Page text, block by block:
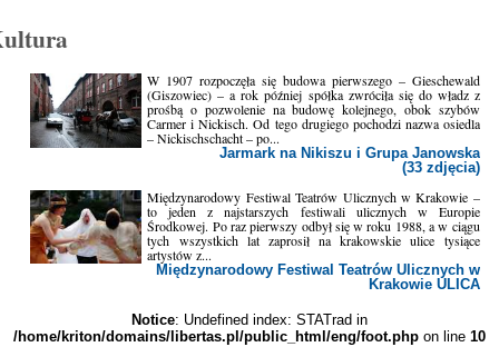
W 1907 rozpoczęła się budowa pierwszego – Gieschewald
(Giszowiec) – a rok później spółka zwróciła się do władz z
prośbą o pozwolenie na budowę kolejnego, obok szybów
Carmer i Nickisch. Od tego drugiego pochodzi nazwa osiedla
– Nickischschacht – po...
Jarmark na Nikiszu i Grupa Janowska
(33 zdjęcia)
Międzynarodowy Festiwal Teatrów Ulicznych w Krakowie –
to jeden z najstarszych festiwali ulicznych w Europie
Środkowej. Po raz pierwszy odbył się w roku 1988, a w ciągu
tych wszystkich lat zaprosił na krakowskie ulice tysiące
artystów z...
Międzynarodowy Festiwal Teatrów Ulicznych w
Krakowie ULICA
Notice: Undefined index: STATrad in
/home/kriton/domains/libertas.pl/public_html/eng/foot.php on line 10